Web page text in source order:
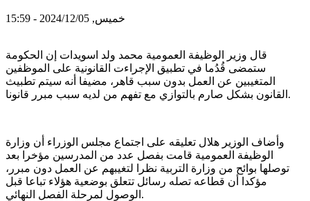
خميس, 2024/12/05 - 15:59
قال وزير الوظيفة العمومية محمد ولد اسويدات إن الحكومة
ستمضى قُدُما في تطبيق الإجراءت القانونية على الموظفين
المتغيبين عن العمل بدون سبب قاهر، مضيفا أنه سيتم تطبيث
القانون بشكل صارم بالتوازي مع تفهم من لديه سبب مبرر قانونا.
وأضاف الوزير هلال تعليقه على اجتماع مجلس الوزراء أن وزارة
الوظيفة العمومية قامت بفصل عدد من المدرسين مؤخرا بعد
توصلها بوائح من وزارة التربية نظرا لتغيبهم عن العمل دون مبرر،
مؤكدا أن قطاعه تصله رسائل تتعلق بوضعية هؤلاء تباعا قبل
الوصول لمرحلة الفصل النهائي.